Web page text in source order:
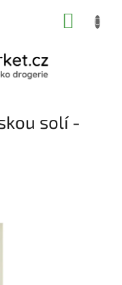
solí -